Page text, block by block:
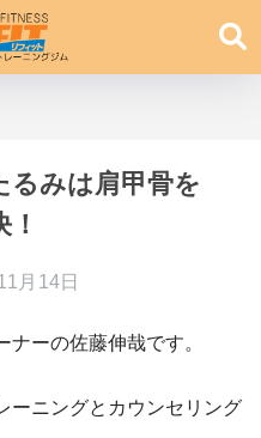
るみは肩甲骨を
月14日
ーの佐藤伸哉です。
ーニングとカウンセリング